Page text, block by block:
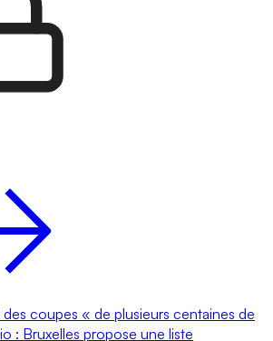
coupes « de plusieurs centaines de
: Bruxelles propose une liste